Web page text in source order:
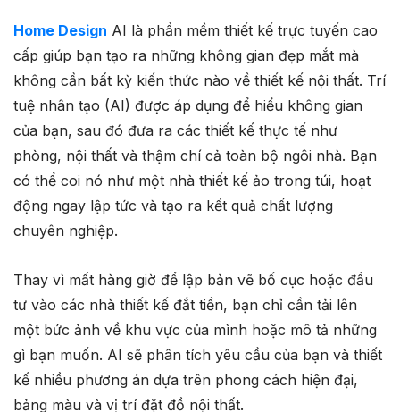
Home Design AI là phần mềm thiết kế trực tuyến cao
cấp giúp bạn tạo ra những không gian đẹp mắt mà
không cần bất kỳ kiến ​​thức nào về thiết kế nội thất. Trí
tuệ nhân tạo (AI) được áp dụng để hiểu không gian
của bạn, sau đó đưa ra các thiết kế thực tế như
phòng, nội thất và thậm chí cả toàn bộ ngôi nhà. Bạn
có thể coi nó như một nhà thiết kế ảo trong túi, hoạt
động ngay lập tức và tạo ra kết quả chất lượng
chuyên nghiệp.
Thay vì mất hàng giờ để lập bản vẽ bố cục hoặc đầu
tư vào các nhà thiết kế đắt tiền, bạn chỉ cần tải lên
một bức ảnh về khu vực của mình hoặc mô tả những
gì bạn muốn. AI sẽ phân tích yêu cầu của bạn và thiết
kế nhiều phương án dựa trên phong cách hiện đại,
bảng màu và vị trí đặt đồ nội thất.